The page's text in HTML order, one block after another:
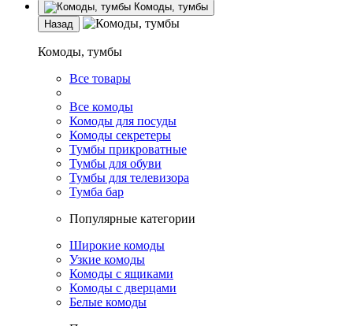
Комоды, тумбы
Назад
Комоды, тумбы
Все товары
Все комоды
Комоды для посуды
Комоды секретеры
Тумбы прикроватные
Тумбы для обуви
Тумбы для телевизора
Тумба бар
Популярные категории
Широкие комоды
Узкие комоды
Комоды с ящиками
Комоды с дверцами
Белые комоды